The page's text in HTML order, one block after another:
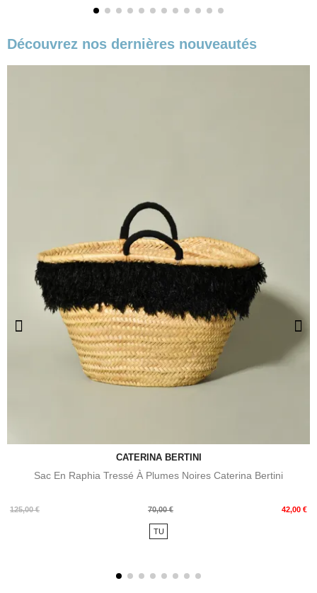
Découvrez nos dernières nouveautés
CATERINA BERTINI
Sac En Raphia Tressé À Plumes Noires Caterina Bertini
125,00 €
Prix
70,00 € 42,00 €
Prix
TU